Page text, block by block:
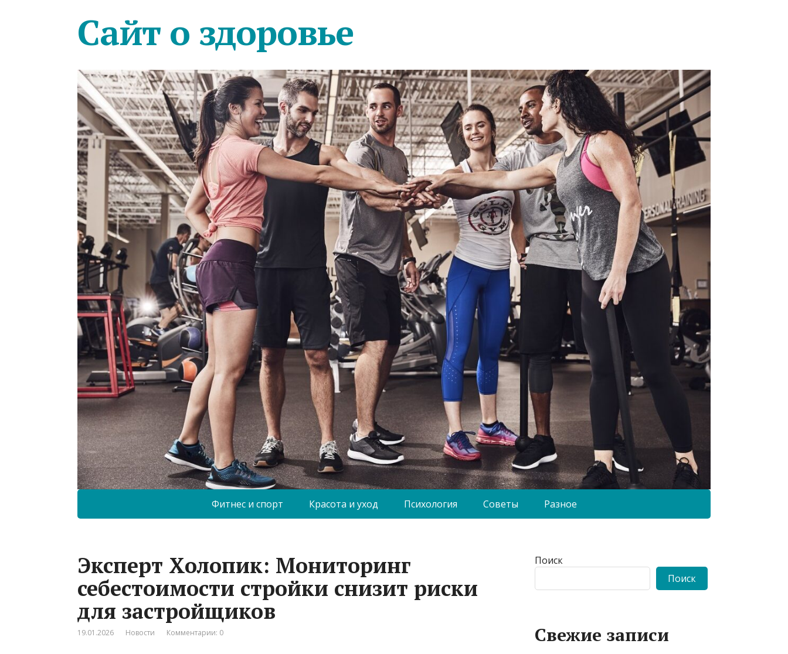
Сайт о здоровье
Фитнес и спорт Красота и уход Психология Советы Разное
Эксперт Холопик: Мониторинг
себестоимости стройки снизит риски
для застройщиков
19.01.2026 Новости Комментарии: 0
Поиск
Поиск
Свежие записи